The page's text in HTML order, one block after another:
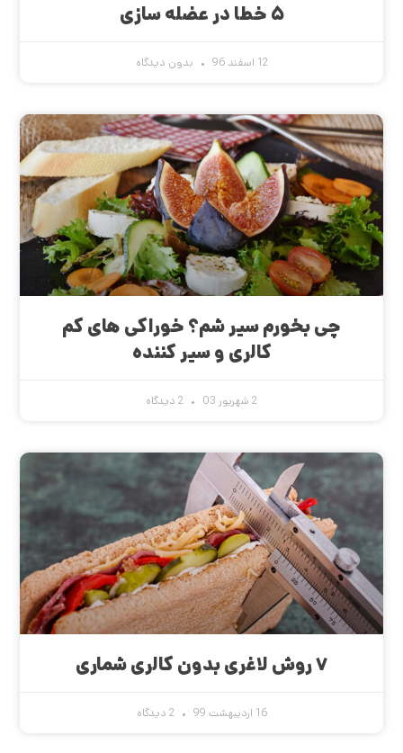
۵ خطا در عضله سازی
12 اسفند 96 بدون دیدگاه
چی بخورم سیر شم؟ خوراکی های کم
کالری و سیر کننده
2 شهریور 03
۷ روش لاغری بدون کالری شماری
16 اردیبهشت 99